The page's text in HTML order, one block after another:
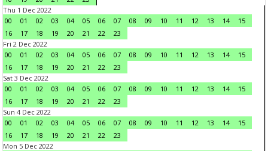
Thu 1 Dec 2022
00
01 02 03 04 05 06 07 08 09 10 11 12 13 14
15
16
17 18 19 20 21 22
23
Fri 2 Dec 2022
00
01 02 03 04 05 06 07 08 09 10 11 12 13 14
15
16
17 18 19 20 21 22
23
Sat 3 Dec 2022
00
01 02 03 04 05 06 07 08 09 10 11 12 13 14
15
16
17 18 19 20 21 22
23
Sun 4 Dec 2022
00
01 02 03 04 05 06 07 08 09 10 11 12 13 14
15
16
17 18 19 20 21 22
23
Mon 5 Dec 2022